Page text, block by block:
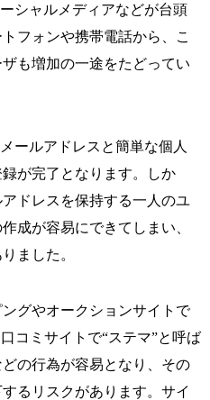
シャルメディアなどが台頭
フォンや携帯電話から、こ
も増加の一途をたどってい
ールアドレスと簡単な個人
が完了となります。しか
ドレスを保持する一人のユ
成が容易にできてしまい、
ました。
グやオークションサイトで
コミサイトで“ステマ”と呼ば
の行為が容易となり、その
るリスクがあります。サイ